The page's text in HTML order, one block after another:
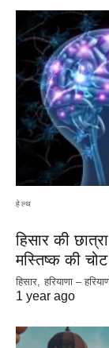
हेल्थ
हिसार की
मस्तिष्क की
हिसार, हरियाणा –
1 year ago